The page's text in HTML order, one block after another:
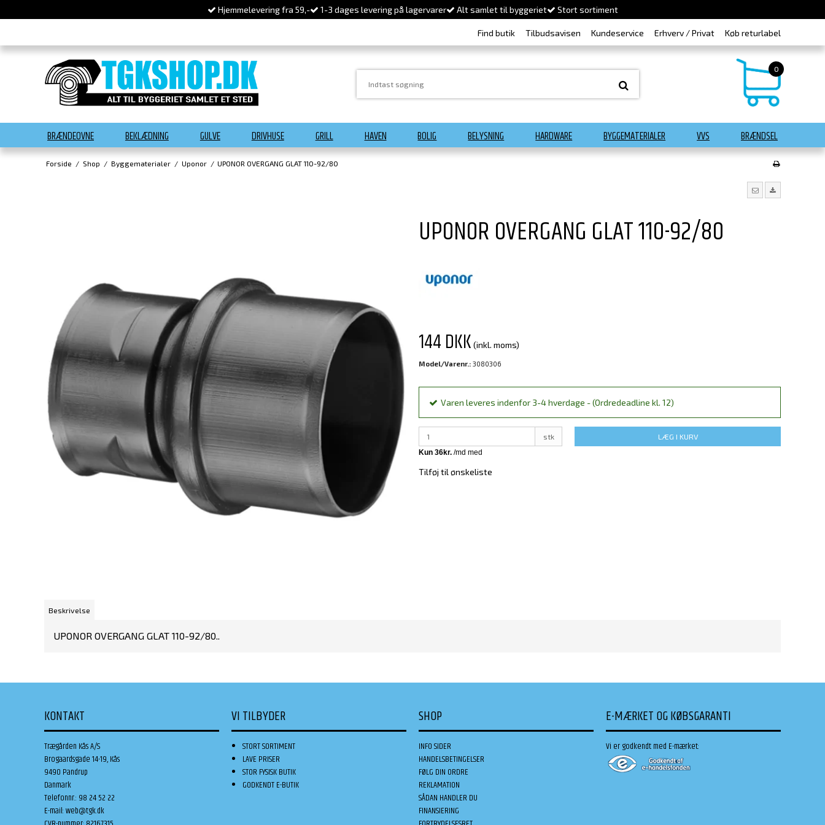
Hjemmelevering fra 59,- 1-3 dages levering på lagervarer Alt samlet til byggeriet Stort sortiment
Find butik Tilbudsavisen Kundeservice Erhverv / Privat Køb returlabel
0
BRÆNDEOVNE BEKLÆDNING GULVE DRIVHUSE GRILL HAVEN BOLIG BELYSNING HARDWARE BYGGEMATERIALER VVS BRÆNDSEL
Forside / Shop / Byggematerialer / Uponor / UPONOR OVERGANG GLAT 110-92/80
UPONOR OVERGANG GLAT 110-92/80
144 DKK (inkl. moms)
Model/Varenr.: 3080306
Varen leveres indenfor 3-4 hverdage - (Ordredeadline kl. 12)
stk LÆG I KURV
Tilføj til ønskeliste
Beskrivelse
UPONOR OVERGANG GLAT 110-92/80..
KONTAKT
Trægården Kås A/S
Brogaardsgade 14-19, Kås
9490 Pandrup
Danmark
Telefonnr.: 98 24 52 22
E-mail:web@tgk.dk
VI TILBYDER
STORT SORTIMENT
LAVE PRISER
STOR FYSISK BUTIK
GODKENDT E-BUTIK
SHOP
INFO SIDER
HANDELSBETINGELSER
FØLG DIN ORDRE
REKLAMATION
SÅDAN HANDLER DU
FINANSIERING
E-MÆRKET OG KØBSGARANTI
Vi er godkendt med E-mærket: